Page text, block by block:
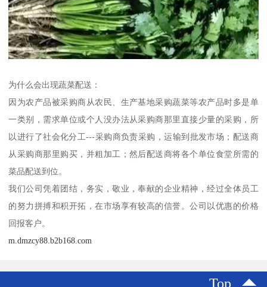
为什么会出现蔬菜配送：
因为农产品被采购商从农民、生产基地采购蔬菜等农产品时多是单
一类别，需求单位或个人没办法从采购商那里直接少量的采购，所
以进行了社会化分工---采购商负责采购，运输到批发市场；配送商
从采购商那里购买，并粗加工；然后配送商将各个单位食堂所需的
菜品配送到位。
我们公司凭着团结，务实，敬业，奉献的企业精神，经过全体员工
的努力拼搏和积开拓，在市场享有较高的信誉。公司以优惠的价格
回报客户。
m.dmzcy88.b2b168.com
Top